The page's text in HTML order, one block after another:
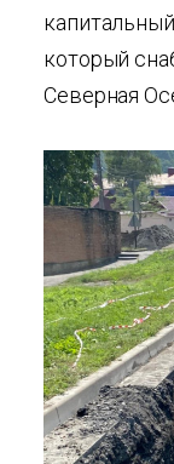
который
Северная